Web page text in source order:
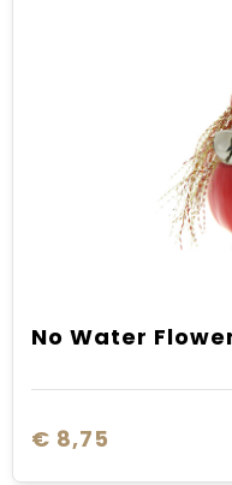
No Water
€ 8,75